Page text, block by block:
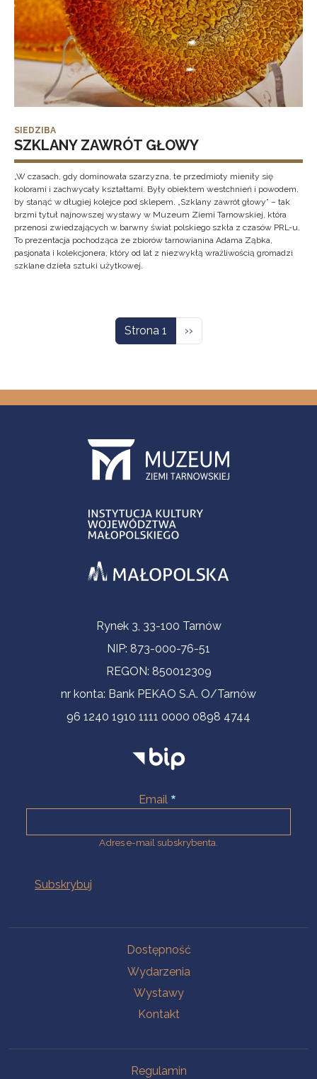
SIEDZIBA
SZKLANY ZAWRÓT GŁOWY
„W czasach, gdy dominowała szarzyzna, te przedmioty mieniły się
kolorami i zachwycały kształtami. Były obiektem westchnień i powodem,
by stanąć w długiej kolejce pod sklepem. „Szklany zawrót głowy” – tak
brzmi tytuł najnowszej wystawy w Muzeum Ziemi Tarnowskiej, która
przenosi zwiedzających w barwny świat polskiego szkła z czasów PRL-u.
To prezentacja pochodząca ze zbiorów tarnowianina Adama Ząbka,
pasjonata i kolekcjonera, który od lat z niezwykłą wrażliwością gromadzi
szklane dzieła sztuki użytkowej.
Strona 1 Następna strona
››
Informacje kontaktoweRynek 3, 33-100 Tarnów
NIP: 873-000-76-51
REGON: 850012309
nr konta: Bank PEKAO S.A. O/Tarnów
96 1240 1910 1111 0000 0898 4744
Email
Adres e-mail subskrybenta.
Dostępność
Wydarzenia
Wystawy
Kontakt
Regulamin